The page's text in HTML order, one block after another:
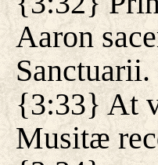
Aaron
Sanctuarii.
{3:33} At
Musitæ